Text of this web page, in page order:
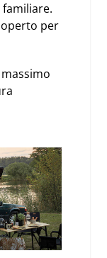
familiare.
per